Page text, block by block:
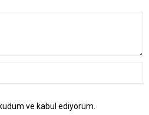
ve kabul ediyorum.